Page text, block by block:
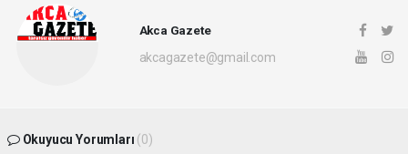
Akca Gazete
akcagazete@gmail.com
Okuyucu Yorumları (0)